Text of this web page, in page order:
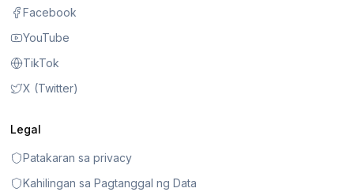
Facebook
YouTube
TikTok
X (Twitter)
Legal
Patakaran sa privacy
Kahilingan sa Pagtanggal ng Data